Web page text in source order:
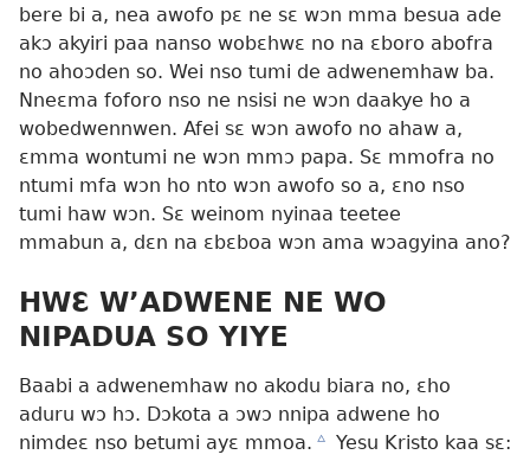
bere bi a, nea awofo pɛ ne sɛ wɔn mma besua ade
akɔ akyiri paa nanso wobɛhwɛ no na ɛboro abofra
no ahoɔden so. Wei nso tumi de adwenemhaw ba.
Nneɛma foforo nso ne nsisi ne wɔn daakye ho a
wobedwennwen. Afei sɛ wɔn awofo no ahaw a,
ɛmma wontumi ne wɔn mmɔ papa. Sɛ mmofra no
ntumi mfa wɔn ho nto wɔn awofo so a, ɛno nso
tumi haw wɔn. Sɛ weinom nyinaa teetee
mmabun a, dɛn na ɛbɛboa wɔn ama wɔagyina ano?
HWƐ W’ADWENE NE WO
NIPADUA SO YIYE
Baabi a adwenemhaw no akodu biara no, ɛho
aduru wɔ hɔ. Dɔkota a ɔwɔ nnipa adwene ho
nimdeɛ nso betumi ayɛ mmoa. c Yesu Kristo kaa sɛ: